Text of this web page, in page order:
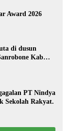
Award 2026
di dusun
Kab
PT Nindya
Sekolah Rakyat.